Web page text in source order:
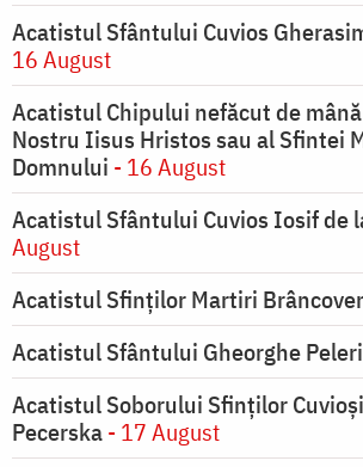
Acatistul Sfântului Cuvios
16 August
Acatistul Chipului nefăcut de
Nostru Iisus Hristos sau al Sfintei
Domnului - 16 August
Acatistul Sfântului Cuvios Iosif de
August
Acatistul Sfinților Martiri
Acatistul Sfântului Gheorghe
Acatistul Soborului Sfinților
Pecerska- 17 August